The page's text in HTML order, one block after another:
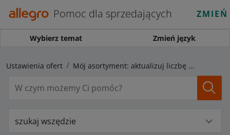
Pomoc dla sprzedających
Wybierz temat Zmień język
Ustawienia ofert Mój asortyment: aktualizuj liczbę sztuk w ofertach za pomocą pliku
szukaj wszędzie